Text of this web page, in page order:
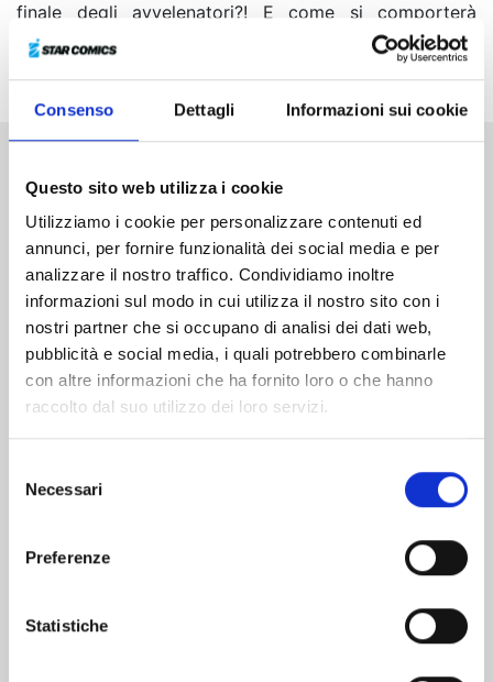
Consenso Dettagli Informazioni sui cookie
Questo sito web utilizza i cookie
Utilizziamo i cookie per personalizzare contenuti ed
annunci, per fornire funzionalità dei social media e per
analizzare il nostro traffico. Condividiamo inoltre
informazioni sul modo in cui utilizza il nostro sito con i
nostri partner che si occupano di analisi dei dati web,
pubblicità e social media, i quali potrebbero combinarle
con altre informazioni che ha fornito loro o che hanno
raccolto dal suo utilizzo dei loro servizi.
delNecessari
Preferenze
Statistiche
finale degli avvelenatori?! E come si comporterà
Arashiyama, ancora prigioniera dell’addestratore di
belve?!
Altri volumi della serie